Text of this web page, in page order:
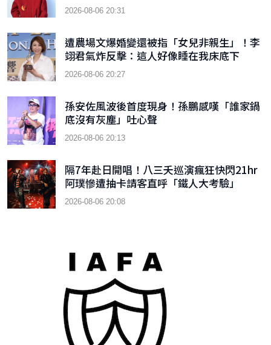
2026-08-06 20:31
遭農場文爆婚變還被指「女兒非親生」！李
翊君氣炸反擊：這人好像睡在我床底下
2026-08-06 20:27
孫安佐風波後首度現身！孫鵬感嘆「誰家鍋
底沒有灰塵」吐心聲
2026-08-06 20:13
隔7年赴日開唱！八三夭巡演瘋狂快閃21hr
阿璞慘遭抽卡請客直呼「鐵人大考驗」
2026-08-06 20:08